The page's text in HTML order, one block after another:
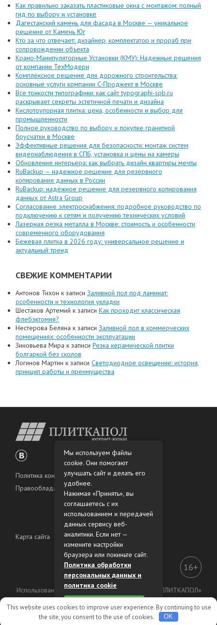
Как правильно заказать пластиковые окна с монтажом: полный
гид по выбору и установке
Дагестанский камень для фасада в Москве — уникальное
решение от Камень Юг
Кто за что отвечает: дизайнер, комплектатор и прораб при
сопровождении объекта
Крано-Манипуляторные Установки (КМУ): Надежные решения
от компании ТехМодерн
Комплексное решение для дорожного строительства:
основные услуги компании C-Проджект в Москве
Все тонкости типографики: как сайт typographi-spb.ru
раскрывает секреты эстетичной печати и дизайна
Кислотоупорная плитка: цена, особенности и выбор для
промышленности
Полное руководство по выбору и покупке гранитной
брусчатки в Москве
Эффективные решения для безопасности: монтаж систем
видеонаблюдения в СПБ, установка и цены на камеры
Обновление интерьера: как выбрать дизайн квартиры мечты
RuBackup — надежное решение для резервного
копирования данных в России
RuBackup: надёжное решение для резервного копирования
данных от Astra Group
Согласование электроснабжения: подробное руководство по
подключению к сетям и получению технических условий
Лазерная резка металла в Москве: стоимость и особенности
современного оборудования
Бежевая плитка в 2026 году: универсальное решение и
актуальный тренд
СВЕЖИЕ КОММЕНТАРИИ
Антонов Тихон к записи Заливной пол под ламинат:
особенности и технология укладки
Шестаков Артемий к записи Как проходит классическая
флебэктомия?
Нестерова Беляна к записи Заливной пол в коммерческих
помещениях: особенности эксплуатации
Зиновьева Мира к записи Резка керамической плитки
болгаркой без сколов
Логинов Мартин к записи Светодиодное освещение: история,
принцип работы и преимущества
Политика конфиденциальности
Правообладателям
Карта сайта
16+
Использование материалов интернет-журнала «ПЛИТКАПОЛ»
разрешено только с предварительного согласия
правообладателей.
Мы используем файлы
cookie. Они помогают
улучшать сайт и делать его
удобнее.
Нажимая «Принять», вы
соглашаетесь с их
использованием и передачей
данных сервису веб-
аналитики. Если нет —
измените настройки
браузера или покиньте сайт.
Политика обработки
персональных данных и
политика cookie
This website uses cookies to improve user experience. By continuing to use
the site, you consent to the use of cookies.
OK